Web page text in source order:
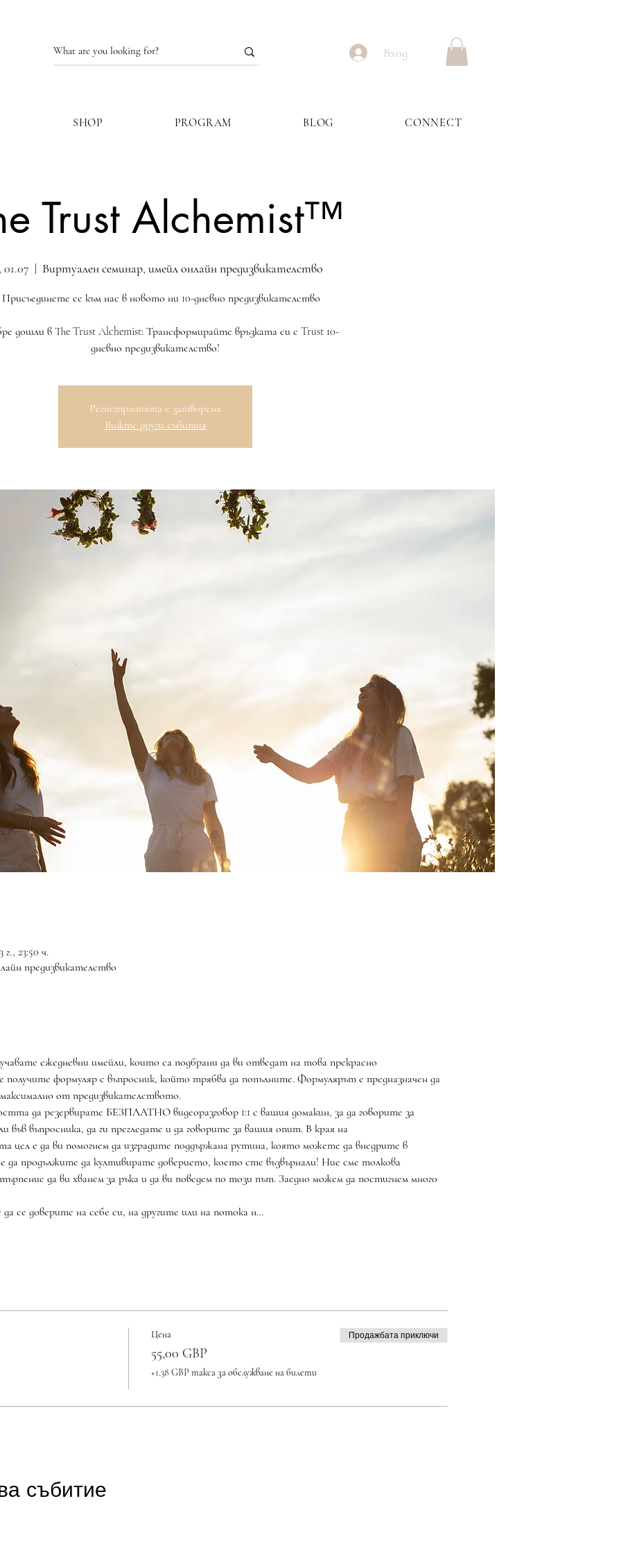
Вход
SHOP PROGRAM BLOG CONNECT
Trust Alchemist™
01.07
  |
Виртуален семинар, имейл онлайн предизвикателство
се към нас в новото ни 10-дневно предизвикателство
дошли в The Trust Alchemist: Трансформирайте връзката си с Trust 10-
дневно предизвикателство!
Регистрацията е затворена
Вижте други събития
г., 23:50 ч.
предизвикателство
ежедневни имейли, които са подбрани да ви отведат на това прекрасно
формуляр с въпросник, който трябва да попълните. Формулярът е предназначен да
максимално от предизвикателството.
във въпросника, да ги прегледате и да говорите за вашия опит. В края на
цел е да ви помогнем да изградите поддържана рутина, която можете да внедрите в
да продължите да култивирате доверието, което сте възвърнали! Ние сме толкова
да ви хванем за ръка и да ви поведем по този път. Заедно можем да постигнем много
се доверите на себе си, на другите или на потока н…
Цена
55,00 GBP
+1,38 GBP такса за обслужване на билети
Продажбата приключи
събитие